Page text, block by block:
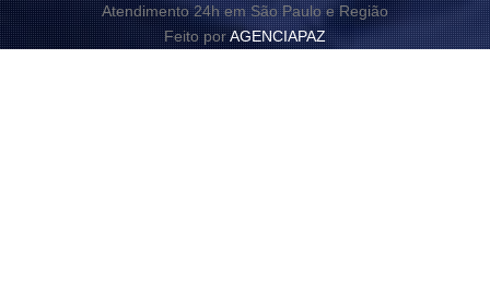
Atendimento 24h em São Paulo e Região
Feito porAGENCIAPAZ